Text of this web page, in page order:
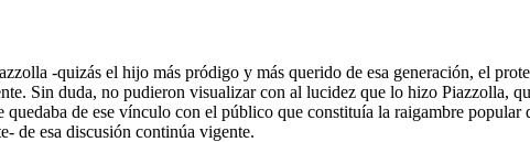
-quizás el hijo más pródigo y más querido de esa generación, el
Sin duda, no pudieron visualizar con al lucidez que lo hizo Piazzolla,
de ese vínculo con el público que constituía la raigambre
de esa discusión continúa vigente.